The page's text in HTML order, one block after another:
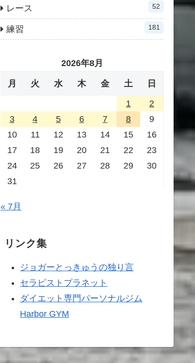
レース 52
練習 181
2026年8月
月 火 水 木 金 土 日
1
2
3
4 5 6 7 8
9
10
11 12 13 14 15
16
17
18 19 20 21 22
23
24
25 26 27 28 29
30
31
« 7月
リンク集
ジョガーとっきゅうの独り言
セラピストプラネット
ダイエット専門パーソナルジム
Harbor GYM